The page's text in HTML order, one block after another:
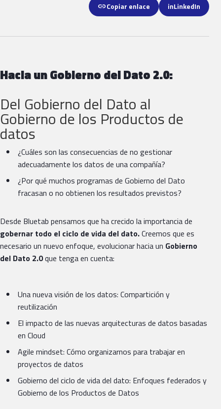
linkCopiar enlace inLinkedIn
Hacia un Gobierno del Dato 2.0:
Del Gobierno del Dato al
Gobierno de los Productos de
datos
¿Cuáles son las consecuencias de no gestionar
adecuadamente los datos de una compañía?
¿Por qué muchos programas de Gobierno del Dato
fracasan o no obtienen los resultados previstos?
Desde Bluetab pensamos que ha crecido la importancia de
gobernar todo el ciclo de vida del dato.Creemos que es
necesario un nuevo enfoque, evolucionar hacia un Gobierno
del Dato 2.0que tenga en cuenta:
Una nueva visión de los datos: Compartición y
reutilización
El impacto de las nuevas arquitecturas de datos basadas
en Cloud
Agile mindset: Cómo organizarnos para trabajar en
proyectos de datos
Gobierno del ciclo de vida del dato: Enfoques federados y
Gobierno de los Productos de Datos